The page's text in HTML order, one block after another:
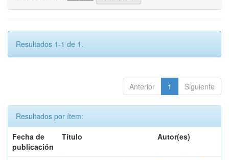
Resultados 1-1 de 1.
Anterior 1 Siguiente
Resultados por ítem:
Fecha de
publicación
Título Autor(es)